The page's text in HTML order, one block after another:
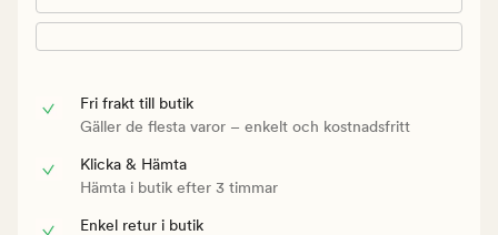
Fri frakt till butik
Gäller de flesta varor – enkelt och kostnadsfritt
Klicka & Hämta
Hämta i butik efter 3 timmar
Enkel retur i butik